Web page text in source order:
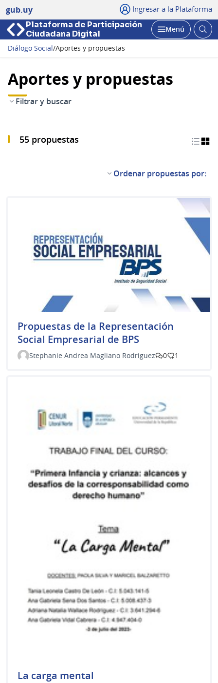
gub.uy Ingresar a la Plataforma
Plataforma de Participación
Ciudadana Digital
Abrir
Menú
Diálogo Social/Aportes y propuestas
Aportes y propuestas
Filtrar y buscar
55 propuestas
Ordenar propuestas por:
Propuestas de la Representación
Social Empresarial de BPS
Stephanie Andrea Magliano Rodriguez 0 1
La carga mental